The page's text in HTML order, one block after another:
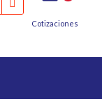
Cotizaciones